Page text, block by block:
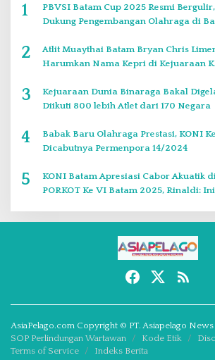
1
PBVSI Batam Cup 2025 Resmi
Dukung Pengembangan Olahraga di
2
Atlit Muaythai Batam Bryan Chris
Harumkan Nama Kepri di Kejuaraan
3
Kejuaraan Dunia Binaraga Bakal
Diikuti 800 lebih Atlet dari 170 Negara
4
Babak Baru Olahraga Prestasi, KONI
Dicabutnya Permenpora 14/2024
5
KONI Batam Apresiasi Cabor Akuatik
PORKOT Ke VI Batam 2025, Rinaldi:
AsiaPelago.com Copyright © PT. Asiapelago
SOP Perlindungan Wartawan
Kode Etik
Terms of Service
Indeks Berita